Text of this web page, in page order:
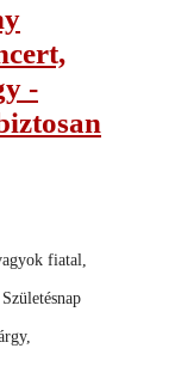
-
fiatal,